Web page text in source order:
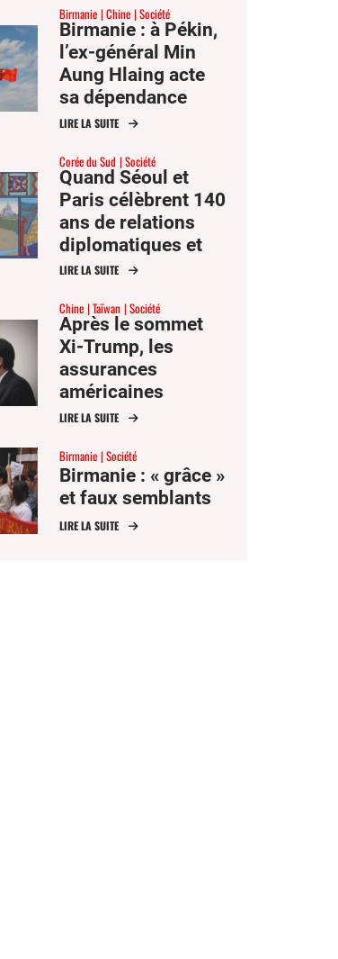
Birmanie Chine Société
Birmanie : à Pékin,
l’ex-général Min
Aung Hlaing acte
sa dépendance
envers la Chine
LIRE LA SUITE
Corée du Sud Société
Quand Séoul et
Paris célèbrent 140
ans de relations
diplomatiques et
d’ambitions
LIRE LA SUITE
Chine Taïwan Société
Après le sommet
Xi-Trump, les
assurances
américaines
peinent à
LIRE LA SUITE
Birmanie Société
Birmanie : « grâce »
et faux semblants
LIRE LA SUITE